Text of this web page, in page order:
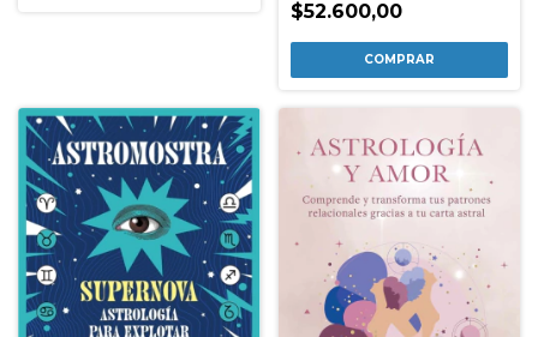
$52.600,00